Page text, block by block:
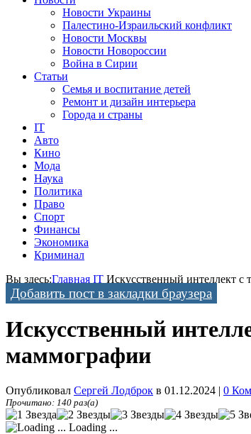
Новости Украины
Палестино-Израильский конфликт
Новости Москвы
Новости Новороссии
Война в Сирии
Статьи
Семья и воспитание детей
Ремонт и дизайн интерьера
Города и страны
IT
Авто
Кино
Мода
Наука
Политика
Право
Спорт
Финансы
Экономика
Криминал
Вы здесь:Главная IT Искусственный интеллект с
Добавить пост в закладки браузера
Искусственный
маммографии
Опубликовал Сергей Лодброк в 01.12.2024 | 0
Прочитано: 140 раз(а)
Loading ...